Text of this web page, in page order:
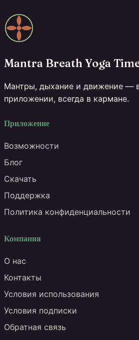
Mantra Breath Yoga
Мантры, дыхание и движение —
приложении, всегда в кармане.
Приложение
Возможности
Блог
Скачать
Поддержка
Политика конфиденциальности
Компания
О нас
Контакты
Условия использования
Условия подписки
Обратная связь